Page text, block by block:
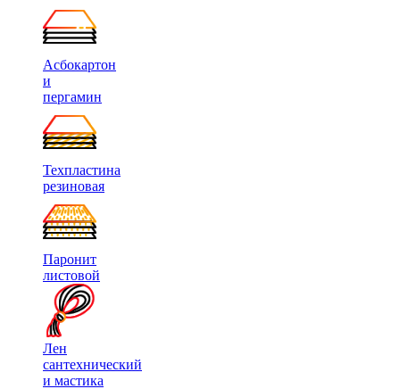
Асбокартон
и
пергамин
Техпластина
резиновая
Паронит
листовой
Лен
сантехнический
и мастика